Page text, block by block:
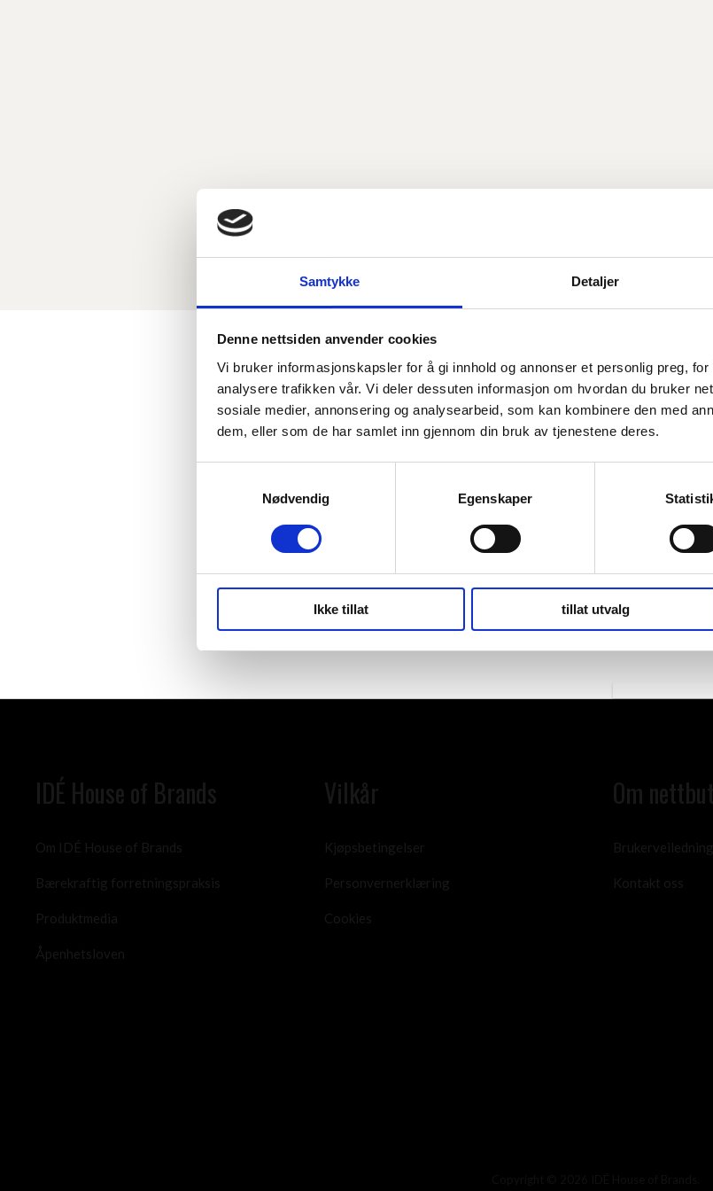
Samtykke Detaljer
Denne nettsiden anvender cookies
Vi bruker informasjonskapsler for å gi innhold og annonser et personlig preg,
analysere trafikken vår. Vi deler dessuten informasjon om hvordan du bruker
sosiale medier, annonsering og analysearbeid, som kan kombinere den med
dem, eller som de har samlet inn gjennom din bruk av tjenestene deres.
Nødvendig
Egenskaper
Ikke tillat tillat utvalg
Om
Redd Barnas
produkter til deres
Produktene er
Vi jobber for å ha
miljø. En naturlig
som er allerede
Dersom det er
Butikken er laget
skjermer.
IDÉ House of Brands
Om IDÉ House of Brands
Bærekraftig forretningspraksis
Produktmedia
Åpenhetsloven
Vilkår
Kjøpsbetingelser
Personvernerklæring
Cookies
Om
Brukerveiledning
Kontakt oss